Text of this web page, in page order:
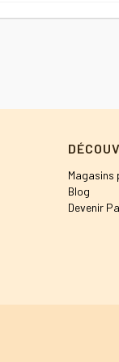
Magasins
Blog
Devenir